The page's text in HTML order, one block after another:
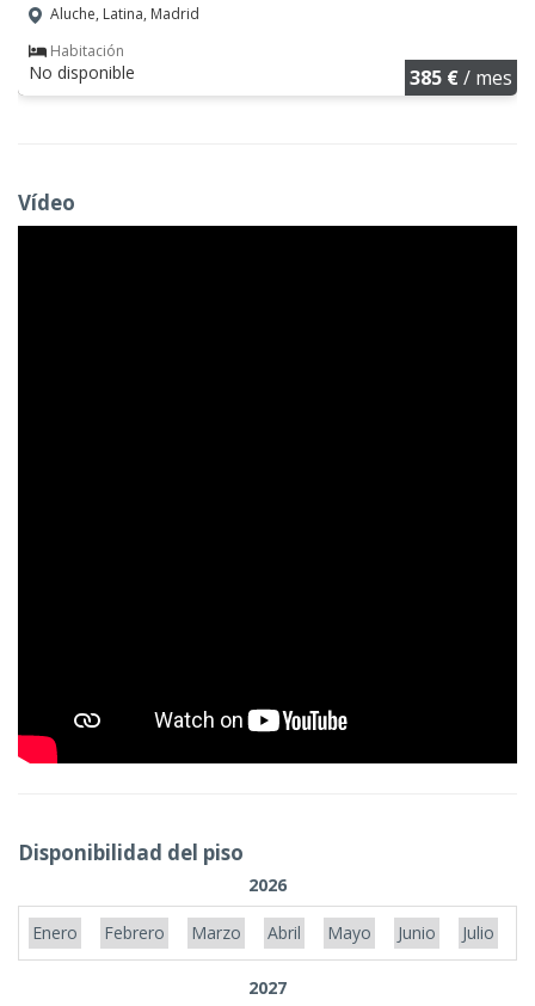
Aluche, Latina, Madrid
Habitación
No disponible 385 €/ mes
Vídeo
Disponibilidad del piso
2026
Enero Febrero Marzo Abril Mayo Junio Julio
2027